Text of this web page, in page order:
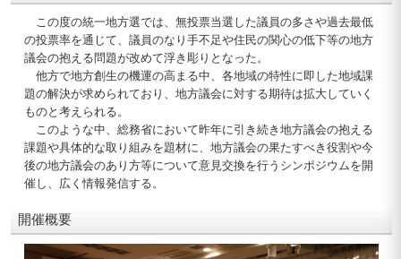
この度の統一地方選では、無投票当選した議員の多さや過去最低
の投票率を通じて、議員のなり手不足や住民の関心の低下等の地方
議会の抱える問題が改めて浮き彫りとなった。
他方で地方創生の機運の高まる中、各地域の特性に即した地域課
題の解決が求められており、地方議会に対する期待は拡大していく
ものと考えられる。
このような中、総務省において昨年に引き続き地方議会の抱える
課題や具体的な取り組みを題材に、地方議会の果たすべき役割や今
後の地方議会のあり方等について意見交換を行うシンポジウムを開
催し、広く情報発信する。
開催概要